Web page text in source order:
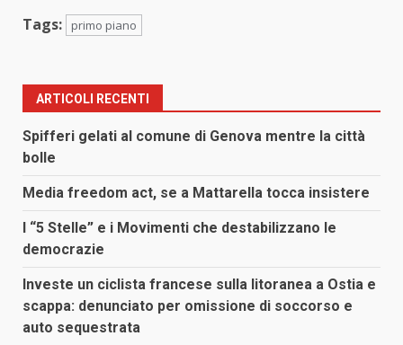
Tags: primo piano
ARTICOLI RECENTI
Spifferi gelati al comune di Genova mentre la città
bolle
Media freedom act, se a Mattarella tocca insistere
I “5 Stelle” e i Movimenti che destabilizzano le
democrazie
Investe un ciclista francese sulla litoranea a Ostia e
scappa: denunciato per omissione di soccorso e
auto sequestrata